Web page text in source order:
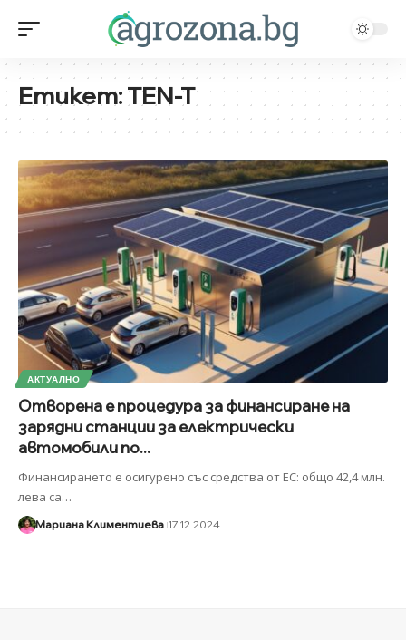
Етикет:TEN-T
АКТУАЛНО
Отворена е процедура за финансиране на
зарядни станции за електрически
автомобили по...
Финансирането е осигурено със средства от ЕС: общо 42,4 млн.
лева са…
Мариана Климентиева 17.12.2024